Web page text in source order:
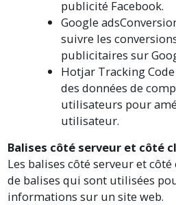
publicité Facebook.
Google
suivre les
publicitaires sur
Hotjar Tracking
des données de
utilisateurs pour
utilisateur.
Balises côté serveur et côté
Les balises côté serveur et
de balises qui sont utilisées
informations sur un site web.